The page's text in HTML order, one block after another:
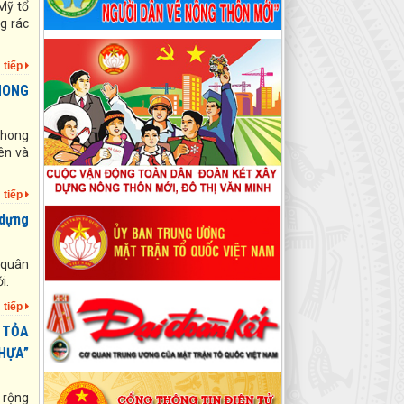
tổ
rác
tiếp
và
tiếp
tiếp
2026 - 2031
Hướng dẫn số: 06/HD-MTTQ-BTT
ngày 10/09/2025 của Uỷ ban MTTQ
tỉnh Tuyên Quang Hướng dẫn tổ chức
Đại hội đại biểu Mặt trận Tổ quốc Việt
Nam cấp xã, nhiệm kỳ 2025 - 2030
Hướng dẫn số: 06/HD-MTTQ-BTT
ngày 10/09/2025 của Uỷ ban MTTQ
tỉnh Tuyên Quang Hướng dẫn tổ chức
Đại hội đại biểu Mặt trận Tổ quốc Việt
Nam cấp xã, nhiệm kỳ 2025 - 2030
Kế hoạch số: 12/KH-MTTQ-BTT ngày
10/09/2025 của Uỷ ban MTTQ tỉnh
Tuyên Quang Kế hoạch Tổ chức Đại
Nam cấp xã, cấp tỉnh nhiệm kỳ 2025 -
2030
Chỉ thị số: Số 07-CT/TW ngày
13/07/2026 của Bộ Chính trị Chỉ thị
số 07-CT/TW ngày 13/7/2026 của